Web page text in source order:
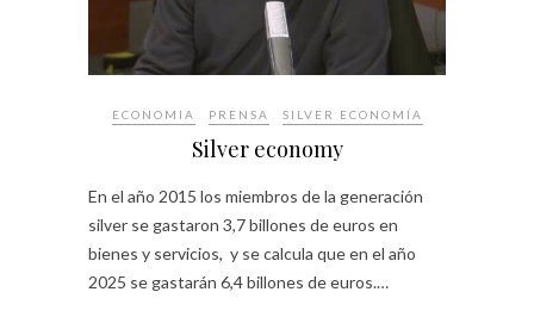
ECONOMIA PRENSA SILVER ECONOMÍA
Silver economy
En el año 2015 los miembros de la generación
silver se gastaron 3,7 billones de euros en
bienes y servicios, y se calcula que en el año
2025 se gastarán 6,4 billones de euros.…